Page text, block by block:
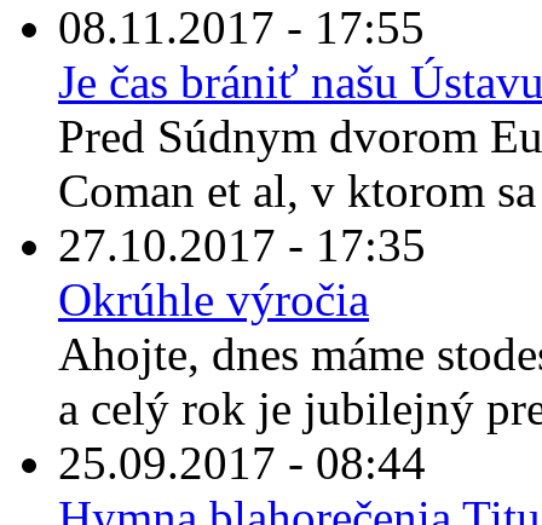
08.11.2017 - 17:55
Je čas brániť našu
Pred Súdnym dvorom
Coman et al, v ktorom
27.10.2017 - 17:35
Okrúhle výročia
Ahojte, dnes máme
a celý rok je jubilejný
25.09.2017 - 08:44